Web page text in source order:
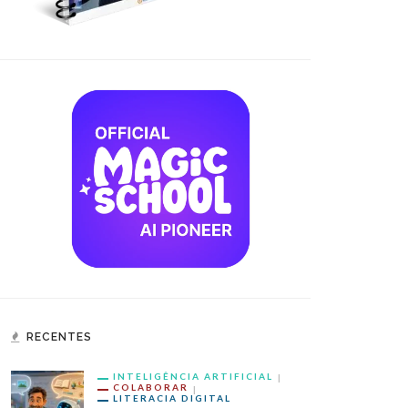
RECENTES
INTELIGÊNCIA ARTIFICIAL
COLABORAR
LITERACIA DIGITAL